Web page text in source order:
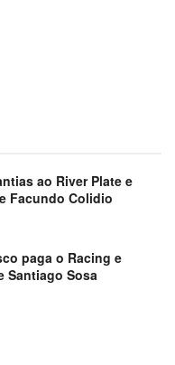
ao River Plate e
Facundo Colidio
paga o Racing e
Santiago Sosa